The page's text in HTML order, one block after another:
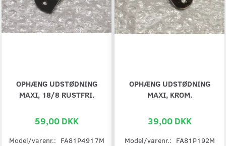
OPHÆNG UDSTØDNING
MAXI, 18/8 RUSTFRI.
59,00 DKK
Model/varenr.: FA81P4917M
OPHÆNG UDSTØDNING
MAXI, KROM.
39,00 DKK
Model/varenr.: FA81P192M